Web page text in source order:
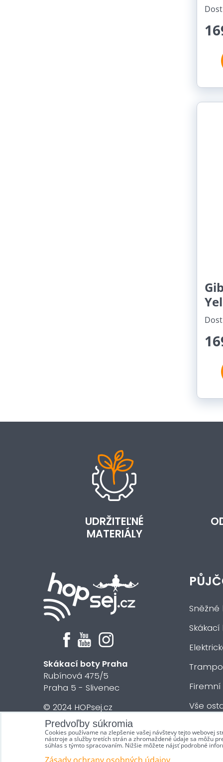
UDRŽITEĽNÉ
MATERIÁLY
Skákací boty Praha
Rubínová 475/5
Praha 5 - Slivenec
© 2024 HOPsej.cz
Sněžné
Firemní
Vše
Predvoľby súkromia
Cookies používame na zlepšenie vašej návštevy tejto webovej
nástroje a služby tretích strán a zhromaždené údaje sa môžu
súhlas s týmto spracovaním. Nižšie môžete nájsť podrobné